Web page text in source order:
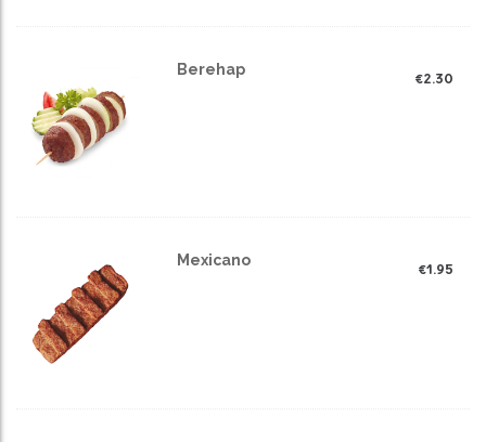
Berehap
€2.30
Mexicano
€1.95